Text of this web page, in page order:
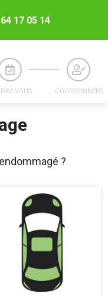
17 05 14
VOUS COORDONNÉES
?